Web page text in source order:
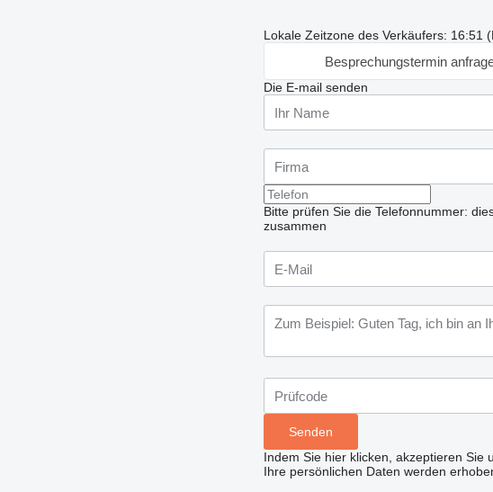
Lokale Zeitzone des Verkäufers: 16:51
Besprechungstermin
Die E-mail senden
Bitte prüfen Sie die Telefonnummer:
zusammen
Indem Sie hier klicken, akzeptieren Sie
Ihre persönlichen Daten werden